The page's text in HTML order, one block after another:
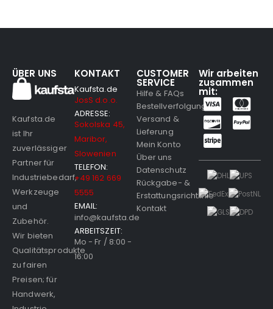
ÜBER UNS
Kaufsta.de
ist Ihr
zuverlässiger
Partner für
Industriebedarf,
Werkzeuge
und
Zubehör.
Wir bieten
Qualitätsprodukte
zu fairen
Preisen; für
Handwerk,
KONTAKT
Kaufsta.de
JosS d.o.o.
ADRESSE:
Sokolska 45,
Maribor,
Slowenien
TELEFON:
+49 162 669
5555
EMAIL:
info@kaufsta.de
ARBEITSZEIT:
Mo - Fr / 8:00 -
16:00
CUSTOMER
SERVICE
Hilfe & FAQs
Bestellverfolgung
Versand &
Lieferung
Mein Konto
Über uns
Datenschutz
Rückgabe- &
Erstattungsrichtlinie
Kontakt
Wir arbeiten
zusammen
mit: